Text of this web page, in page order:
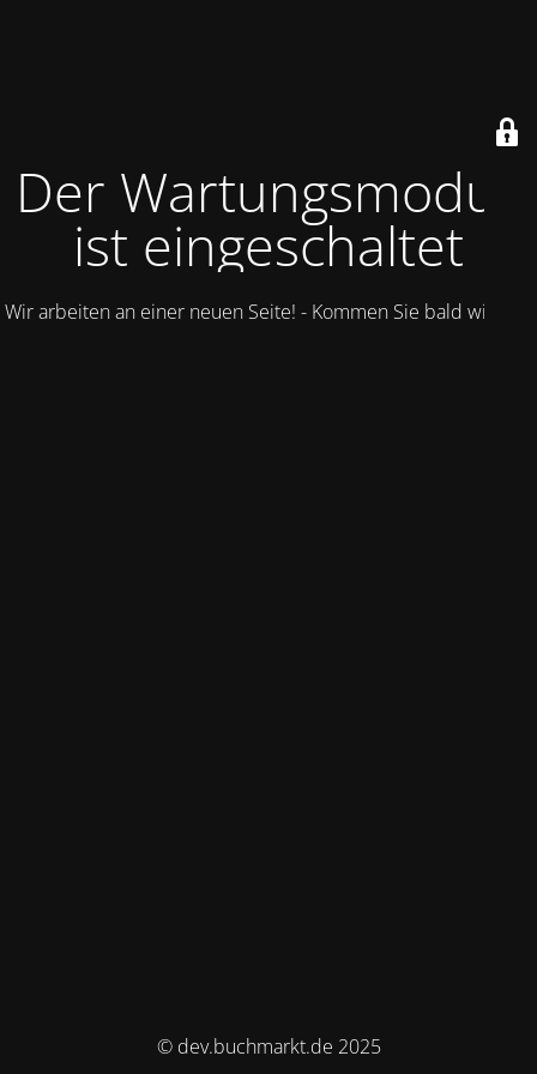
Der Wartungsmodus
ist eingeschaltet
Wir arbeiten an einer neuen Seite! - Kommen Sie bald wieder.
© dev.buchmarkt.de 2025